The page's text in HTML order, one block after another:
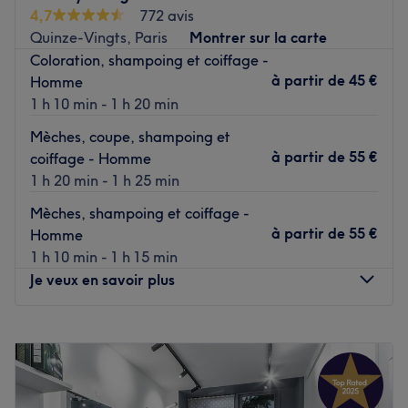
coloration ou tout simplement un changement de look,
The Barbernation est l'adresse idéale !
Transports publics les plus proches :
Les stations de métro Faidherbe-Chaligny et Rue des
Boulets.
Vous êtes accueilli par Nabile, Cherif et Mohamed, une
équipe de jeunes professionnels passionnés par leur
métier. Ils prennent le temps de bien cerner vos attentes
Nos coups de cœur :
L’atmosphère : L'ambiance est chaleureuse et la
décoration du salon est vintage.
4,7
772 avis
Quinze-Vingts, Paris
Montrer sur la carte
Coloration, shampoing et coiffage -
Homme
1 h 10 min - 1 h 20 min
à partir de 45 €
Mèches, coupe, shampoing et
coiffage - Homme
1 h 20 min - 1 h 25 min
à partir de 55 €
Mèches, shampoing et coiffage -
Homme
1 h 10 min - 1 h 15 min
à partir de 55 €
Je veux en savoir plus
Mardi
11:00 –21:00
Mercredi
11:00– 21:00
Jeudi
11:00 –21:00